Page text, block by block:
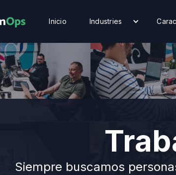
Inicio Industries
Siempre buscamos